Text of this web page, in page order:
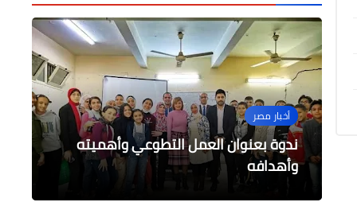
أخبار مصر
ندوة بعنوان العمل التطوعي وأهميته
وأهدافه
جامعات
القوات المسلحة تنظم زيارة لوفد جامعة
الأزهر للمعامل الرئيسية لإدارة الحرب
الكيميائية
جامعات
داود يشيد بجهود المكتبة المركزية على
مدار ثلاثين عامًا من العطاء
أخبار مصر
بيع 340 ألف قنطار في مزادات القطن بـ8
محافظات اليوم
جامعات
إنطلاق مهرجان الشروق السابع لإبداعات
طلاب الإعلام